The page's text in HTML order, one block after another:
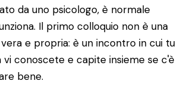
da uno psicologo, è normale
Il primo colloquio non è una
e propria: è un incontro in cui tu
vi conoscete e capite insieme se c'è
bene.